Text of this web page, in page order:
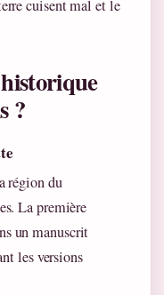
cuisent mal et le
?
région du
La première
un manuscrit
les versions